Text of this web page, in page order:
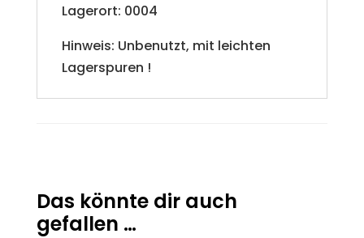
Lagerort: 0004
Hinweis: Unbenutzt, mit leichten
Lagerspuren !
Das könnte dir auch
gefallen …